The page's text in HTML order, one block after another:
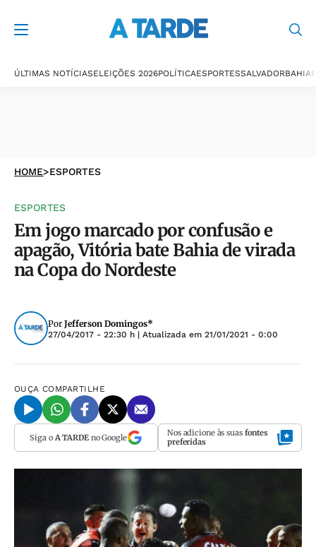
ÚLTIMAS NOTÍCIASELEIÇÕES 2026POLÍTICAESPORTESSALVADORBAHIA
HOME>ESPORTES
ESPORTES
Em jogo marcado por confusão e
apagão, Vitória bate Bahia de virada
na Copa do Nordeste
Por Jefferson Domingos*
27/04/2017 - 22:30 h | Atualizada em 21/01/2021 - 0:00
OUÇA COMPARTILHE
Siga o A TARDEno Google Nos adicione às suas fontes
preferidas